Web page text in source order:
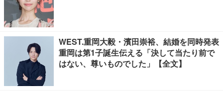
WEST.重岡大毅・濱田崇裕、結婚を同時発表
重岡は第1子誕生伝える「決して当たり前で
はない、尊いものでした」【全文】